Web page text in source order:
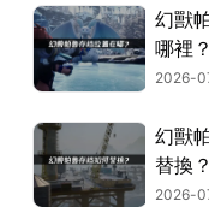
幻獸
哪裡
置搜
2026-
幻獸
替換
檔兩
2026-